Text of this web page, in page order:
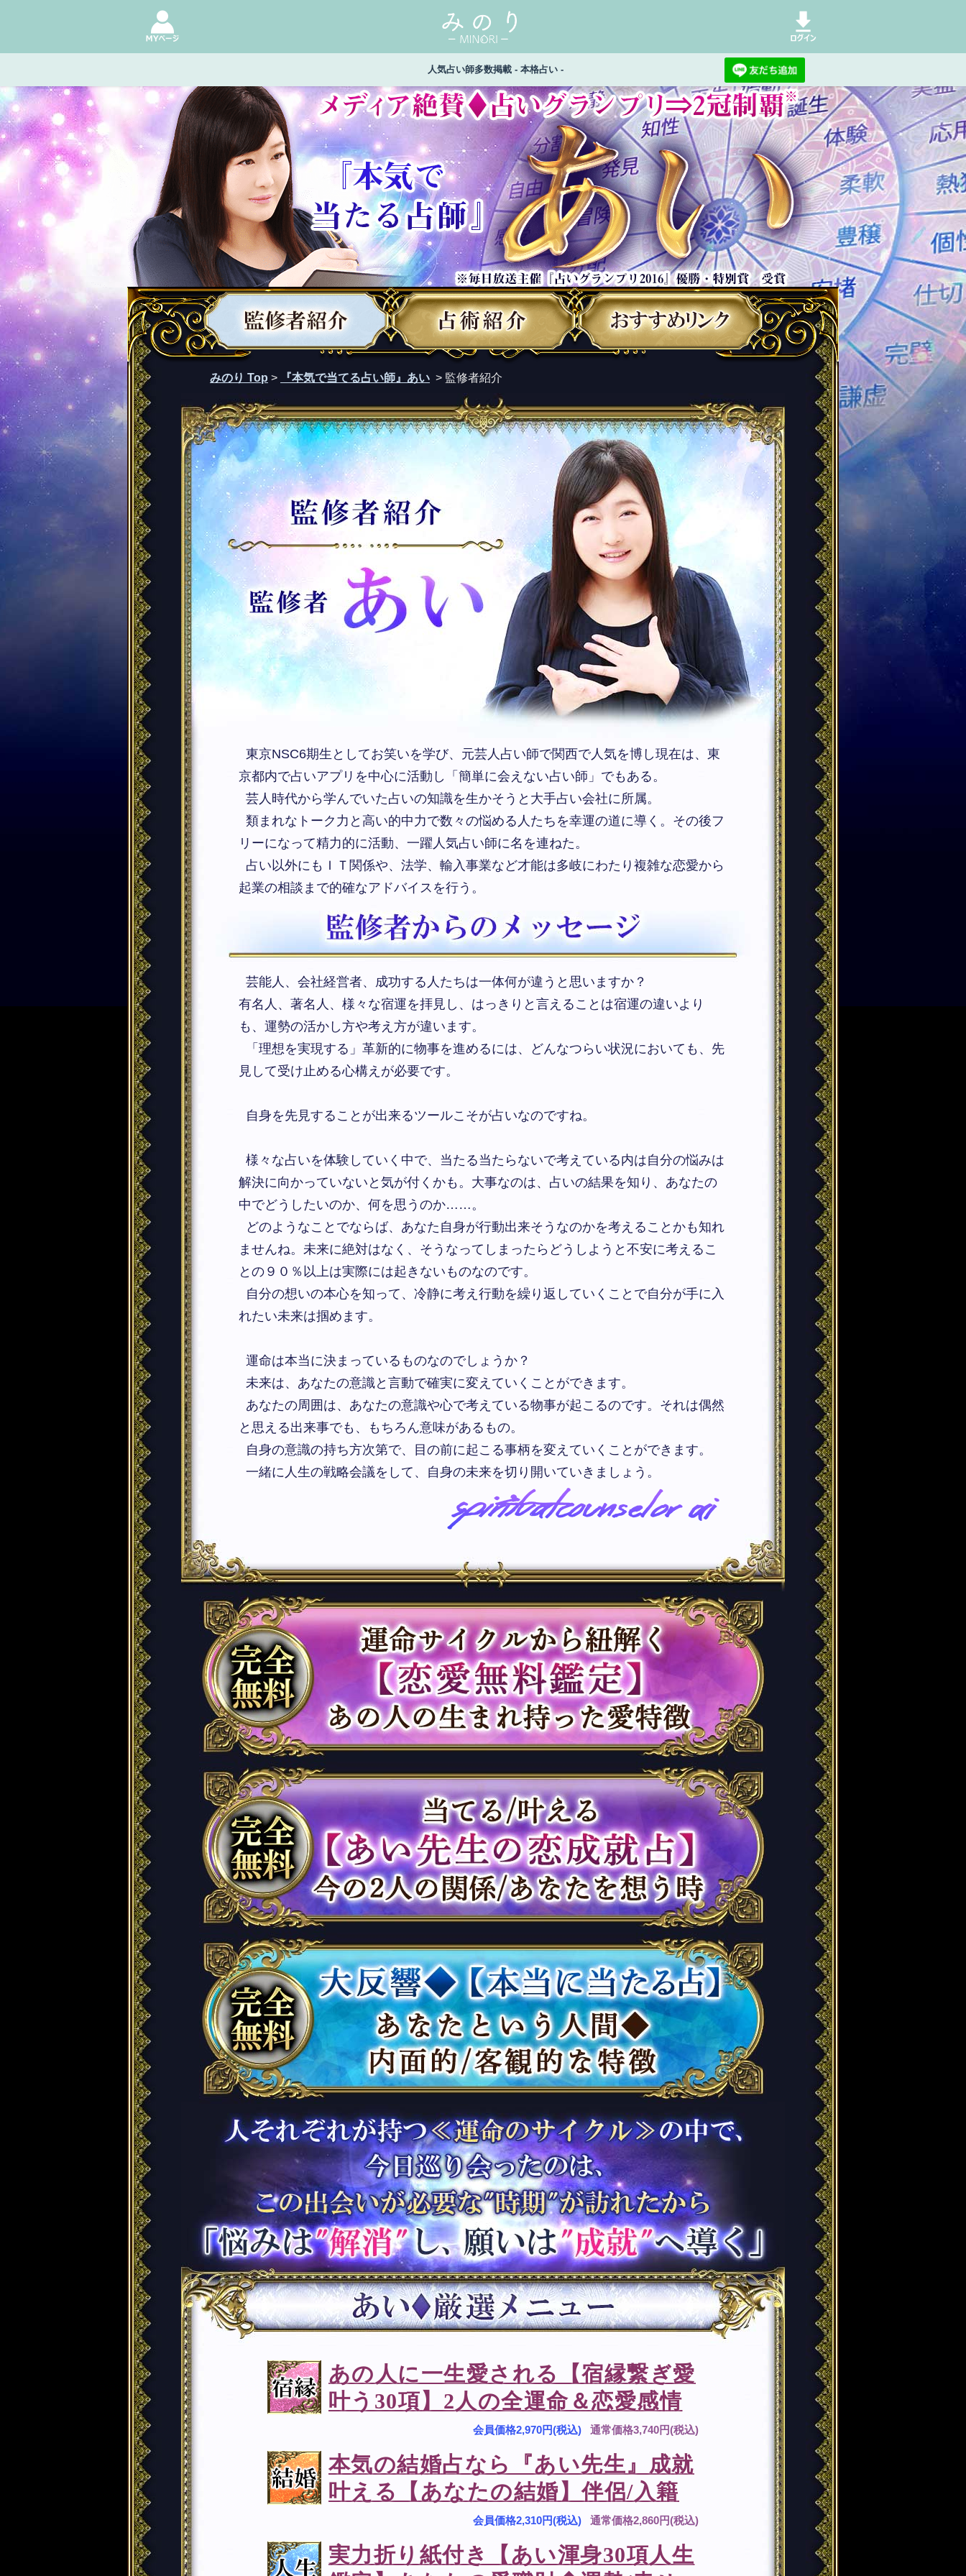
人気占い師多数掲載 - 本格占い -
みのり Top > 『本気で当てる占い師』あい > 監修者紹介
東京NSC6期生としてお笑いを学び、元芸人占い師で関西で人気を博し現在は、東
京都内で占いアプリを中心に活動し「簡単に会えない占い師」でもある。
芸人時代から学んでいた占いの知識を生かそうと大手占い会社に所属。
類まれなトーク力と高い的中力で数々の悩める人たちを幸運の道に導く。その後フ
リーになって精力的に活動、一躍人気占い師に名を連ねた。
占い以外にもＩＴ関係や、法学、輸入事業など才能は多岐にわたり複雑な恋愛から
起業の相談まで的確なアドバイスを行う。
芸能人、会社経営者、成功する人たちは一体何が違うと思いますか？
有名人、著名人、様々な宿運を拝見し、はっきりと言えることは宿運の違いより
も、運勢の活かし方や考え方が違います。
「理想を実現する」革新的に物事を進めるには、どんなつらい状況においても、先
見して受け止める心構えが必要です。
自身を先見することが出来るツールこそが占いなのですね。
様々な占いを体験していく中で、当たる当たらないで考えている内は自分の悩みは
解決に向かっていないと気が付くかも。大事なのは、占いの結果を知り、あなたの
中でどうしたいのか、何を思うのか……。
どのようなことでならば、あなた自身が行動出来そうなのかを考えることかも知れ
ませんね。未来に絶対はなく、そうなってしまったらどうしようと不安に考えるこ
との９０％以上は実際には起きないものなのです。
自分の想いの本心を知って、冷静に考え行動を繰り返していくことで自分が手に入
れたい未来は掴めます。
運命は本当に決まっているものなのでしょうか？
未来は、あなたの意識と言動で確実に変えていくことができます。
あなたの周囲は、あなたの意識や心で考えている物事が起こるのです。それは偶然
と思える出来事でも、もちろん意味があるもの。
自身の意識の持ち方次第で、目の前に起こる事柄を変えていくことができます。
一緒に人生の戦略会議をして、自身の未来を切り開いていきましょう。
あの人に一生愛される【宿縁繋ぎ愛
叶う30項】2人の全運命＆恋愛感情
会員価格2,970円(税込) 通常価格3,740円(税込)
本気の結婚占なら『あい先生』成就
叶える【あなたの結婚】伴侶/入籍
会員価格2,310円(税込) 通常価格2,860円(税込)
実力折り紙付き【あい渾身30項人生